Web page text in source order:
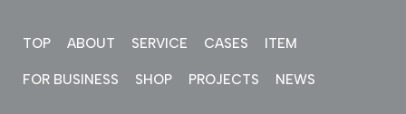
TOP ABOUT SERVICE CASES ITEM
FOR BUSINESS SHOP PROJECTS NEWS